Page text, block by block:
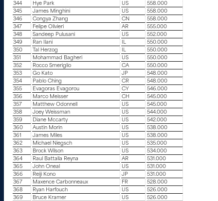
344
Hye Park US
558.000
345
James Minghini US
558.000
346
Congya Zhang CN
558.000
347
Felipe Olivieri AR
555.000
348
Sandeep Pulusani US
552.000
349
Ran Ilani IL
550.000
350
Tal Herzog IL
550.000
351
Mohammad Bagheri US
550.000
352
Rocco Smeriglio CA
550.000
353
Go Kato JP
548.000
354
Pablo Ching CR
548.000
355
Evagoras Evagorou CY
546.000
356
Marco Meisser CH
545.000
357
Matthew Odonnell US
545.000
358
Joey Weissman US
544.000
359
Diane Mccarty US
542.000
360
Austin Morin US
538.000
361
James Miles US
538.000
362
Michael Niegsch US
535.000
363
Brock Wilson US
534.000
364
Raul Battalla Reyna AR
531.000
365
John Oneal US
531.000
366
Reiji Kono JP
531.000
367
Maxence Carbonneaux FR
528.000
368
Ryan Harfouch US
526.000
369
Bruce Kramer US
526.000